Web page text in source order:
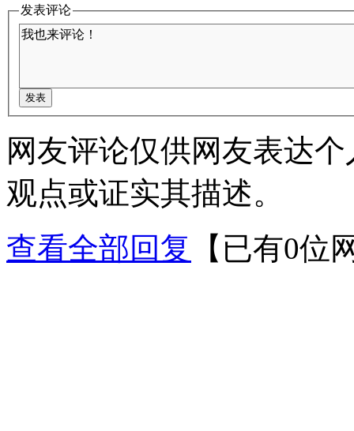
发表评论
网友评论仅供网友表达
观点或证实其描述。
查看全部回复
【已有0位